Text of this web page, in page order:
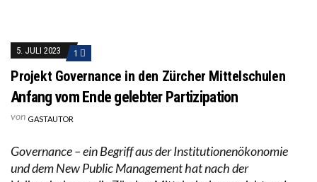
5. JULI 2023 1
Projekt Governance in den Zürcher Mittelschulen
Anfang vom Ende gelebter Partizipation
von GASTAUTOR
Governance – ein Begriff aus der Institutionenökonomie
und dem New Public Management hat nach der